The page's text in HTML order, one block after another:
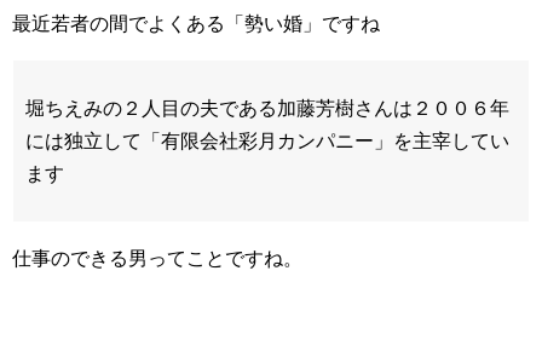
最近若者の間でよくある「勢い婚」ですね
堀ちえみの２人目の夫である加藤芳樹さんは２００６年
には独立して「有限会社彩月カンパニー」を主宰してい
ます
仕事のできる男ってことですね。